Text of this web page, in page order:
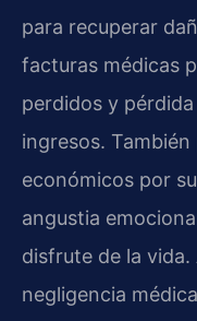
para recuperar
facturas médicas
perdidos y
ingresos.
económicos por
angustia
disfrute de la
negligencia